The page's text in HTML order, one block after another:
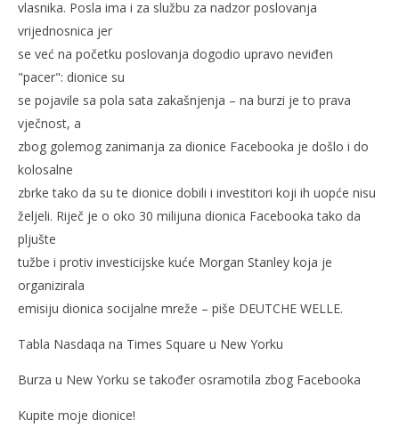
vlasnika. Posla ima i za službu za nadzor poslovanja
vrijednosnica jer
se već na početku poslovanja dogodio upravo neviđen
"pacer": dionice su
se pojavile sa pola sata zakašnjenja – na burzi je to prava
vječnost, a
zbog golemog zanimanja za dionice Facebooka je došlo i do
kolosalne
zbrke tako da su te dionice dobili i investitori koji ih uopće nisu
željeli. Riječ je o oko 30 milijuna dionica Facebooka tako da
pljušte
tužbe i protiv investicijske kuće Morgan Stanley koja je
organizirala
emisiju dionica socijalne mreže – piše DEUTCHE WELLE.
Tabla Nasdaqa na Times Square u New Yorku
Burza u New Yorku se također osramotila zbog Facebooka
Kupite moje dionice!